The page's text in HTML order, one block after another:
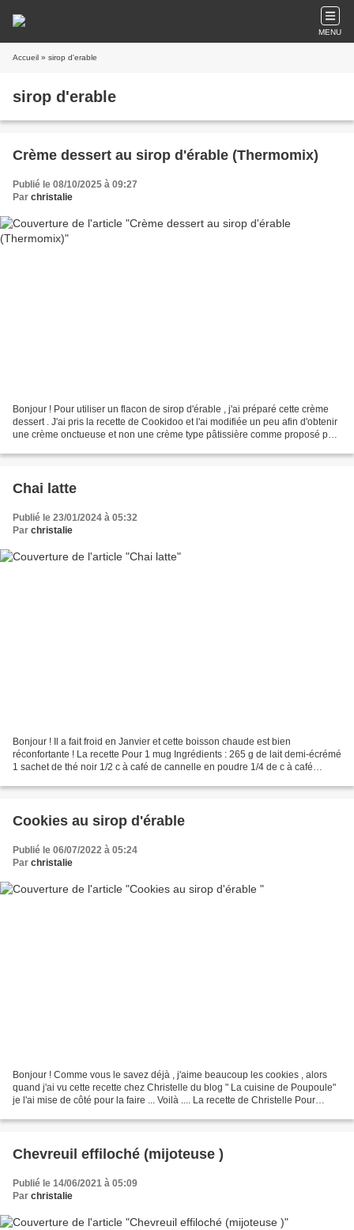
MENU
Accueil » sirop d'erable
sirop d'erable
Crème dessert au sirop d'érable (Thermomix)
Publié le 08/10/2025 à 09:27
Par christalie
Bonjour ! Pour utiliser un flacon de sirop d'érable , j'ai préparé cette crème
dessert . J'ai pris la recette de Cookidoo et l'ai modifiée un peu afin d'obtenir
une crème onctueuse et non une crème type pâtissière comme proposé par
Chai latte
Publié le 23/01/2024 à 05:32
Par christalie
Bonjour ! Il a fait froid en Janvier et cette boisson chaude est bien
réconfortante ! La recette Pour 1 mug Ingrédients : 265 g de lait demi-écrémé
1 sachet de thé noir 1/2 c à café de cannelle en poudre 1/4 de c à café
Cookies au sirop d'érable
Publié le 06/07/2022 à 05:24
Par christalie
Bonjour ! Comme vous le savez déjà , j'aime beaucoup les cookies , alors
quand j'ai vu cette recette chez Christelle du blog " La cuisine de Poupoule"
je l'ai mise de côté pour la faire ... Voilà .... La recette de Christelle Pour
Chevreuil effiloché (mijoteuse )
Publié le 14/06/2021 à 05:09
Par christalie